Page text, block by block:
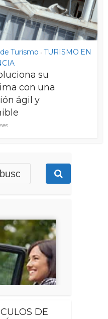
Turismo • TURISMO EN
su
con una
ágil y
DE